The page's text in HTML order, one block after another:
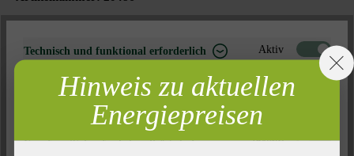
Produktbeschreibung
Der Pflanzstein Planta ist in zwei Größen erhältlich und zeichnet
sich durch seine unterschiedliche Seitenausformung aus: die
Technisch und funktional erforderlich Aktiv
Marketing Inaktiv
Inaktiv
Komfort (Seitenfunktionalität) Inaktiv
Hinweis zu aktuellen
Energiepreisen